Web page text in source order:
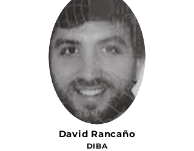
David Rancaño
DIBA